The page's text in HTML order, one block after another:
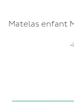
Matelas enfant